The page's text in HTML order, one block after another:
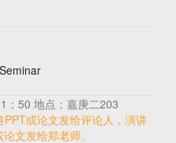
：50 地点：嘉庚二203
或论文发给评论人，演讲
文发给郑老师。